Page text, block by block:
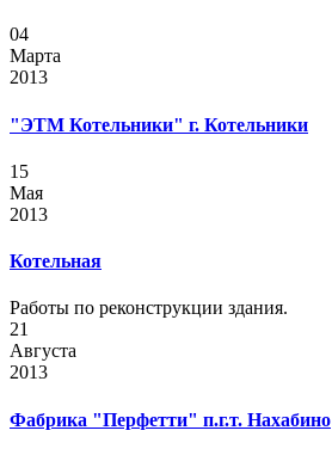
04
Марта
2013
"ЭТМ Котельники" г. Котельники
15
Мая
2013
Котельная
Работы по реконструкции здания.
21
Августа
2013
Фабрика "Перфетти" п.г.т. Нахабино